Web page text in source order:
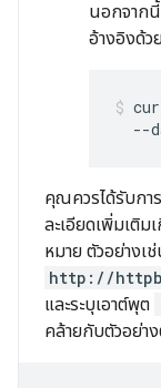
นอกจาก
อ้างอิงด้ว
--
คุณควรได้รับกา
ละเอียดเพิ่มเติ
หมาย ตัวอย่างเ
http://
และระบุเอาต์พุต
คล้ายกับตัวอย่า